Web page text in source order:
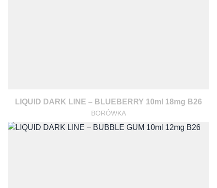
LIQUID DARK LINE – BLUEBERRY 10ml 18mg B26
BORÓWKA